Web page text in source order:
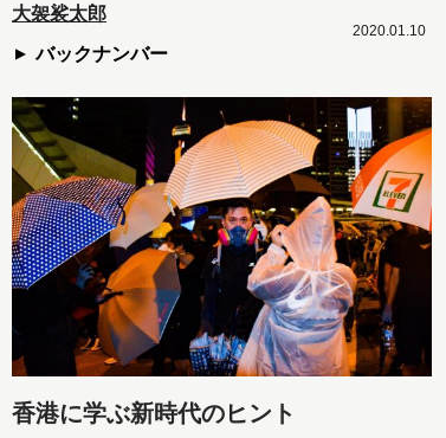
大袈裟太郎
バックナンバー
2020.01.10
香港に学ぶ新時代のヒント